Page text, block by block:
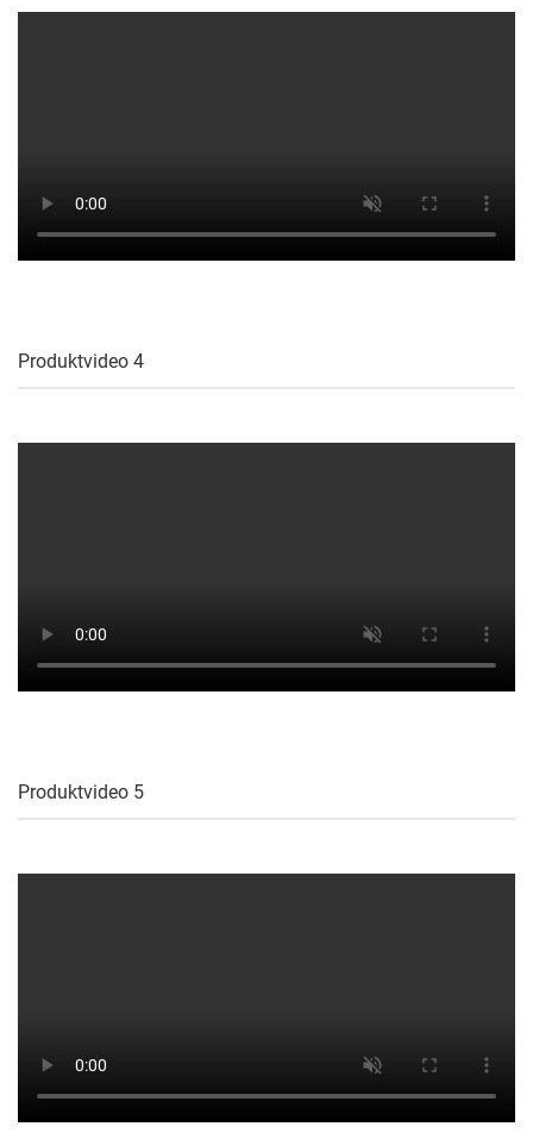
Produktvideo 4
Produktvideo 5